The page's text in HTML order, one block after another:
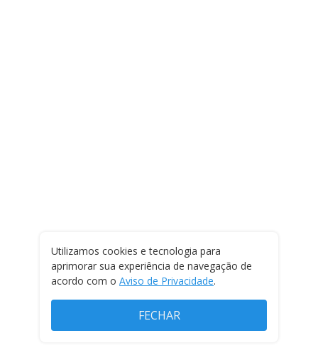
Utilizamos cookies e tecnologia para
aprimorar sua experiência de navegação de
acordo com o Aviso de Privacidade.
FECHAR